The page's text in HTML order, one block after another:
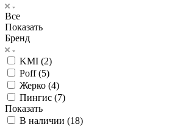
Все
Показать
Бренд
KMI (2)
Poff (5)
Жерко (4)
Пингис (7)
Показать
В наличии (18)